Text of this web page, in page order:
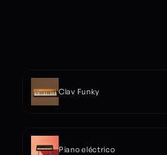
Clav Funky
Piano eléctrico